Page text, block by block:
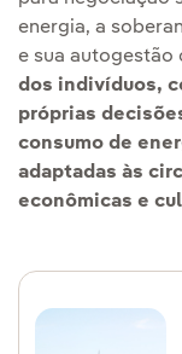
energia, a
e sua autogestão
dos indivíduos,
próprias
consumo de
adaptadas às
econômicas e